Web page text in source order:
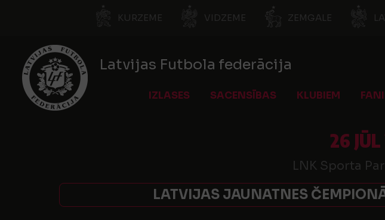
KURZEME VIDZEME ZEMGALE
Latvijas Futbola federācija
IZLASES SACENSĪBAS KLUBIEM
26 JŪL
LNK Sporta
LATVIJAS JAUNATNES